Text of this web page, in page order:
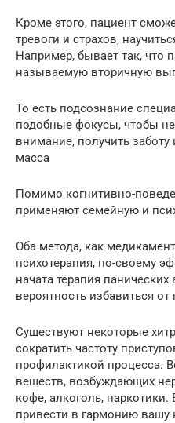
Кроме этого, пациент
тревоги и страхов,
Например, бывает так, что
называемую вторичную
То есть подсознание
подобные фокусы, чтобы не
внимание, получить
масса
Помимо когнитивно-
применяют семейную и
Оба метода, как
психотерапия, по-своему
начата терапия
вероятность избавиться от
Существуют некоторые
сократить частоту
профилактикой процесса.
веществ, возбуждающих
кофе, алкоголь,
привести в гармонию вашу